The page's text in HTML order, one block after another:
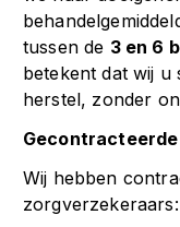
tussen de 3 en 6
betekent dat wij
herstel, zonder
Wij hebben
zorgverzekeraars: